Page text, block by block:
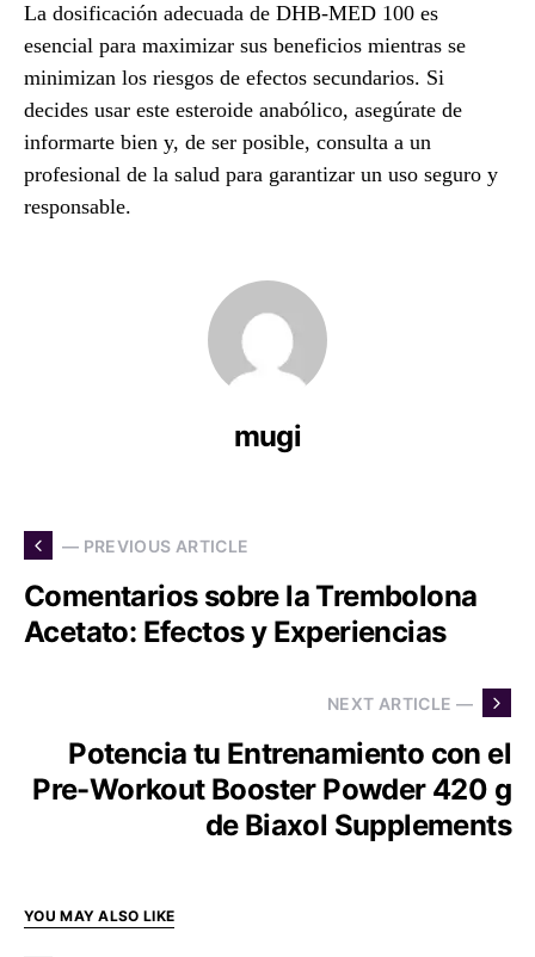
La dosificación adecuada de DHB-MED 100 es
esencial para maximizar sus beneficios mientras se
minimizan los riesgos de efectos secundarios. Si
decides usar este esteroide anabólico, asegúrate de
informarte bien y, de ser posible, consulta a un
profesional de la salud para garantizar un uso seguro y
responsable.
mugi
— PREVIOUS ARTICLE
Comentarios sobre la Trembolona
Acetato: Efectos y Experiencias
NEXT ARTICLE —
Potencia tu Entrenamiento con el
Pre-Workout Booster Powder 420 g
de Biaxol Supplements
YOU MAY ALSO LIKE